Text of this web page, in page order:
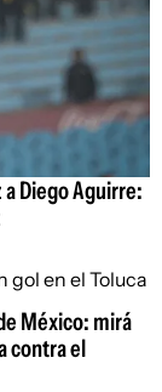
Diego Aguirre:
México: mirá
contra el